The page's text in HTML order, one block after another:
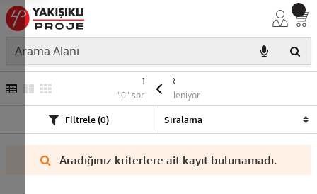
IŞILDAR
"0" sonuç listeleniyor
Filtrele (0)
Aradığınız kriterlere ait kayıt bulunamadı.